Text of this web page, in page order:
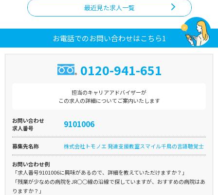
最近見た求人一覧
お電話でのお問い合わせはこちら1
0120-941-651
担当のキャリアアドバイザーが
この求人の詳細についてご案内いたします
お問い合わせ
求人番号
9101006
募集先名称 株式会社トモノエ 発達支援教室スマイル千鳥の言語聴覚士
お問い合わせ例
「求人番号9101006に興味があるので、詳細を教えていただけますか？」
「残業が少なめの病院をJR○○線の沿線で探していますが、おすすめの病院はあ
りますか？」